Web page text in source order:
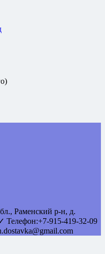
Раменский р-н, д.
Телефон:+7-915-419-32-09